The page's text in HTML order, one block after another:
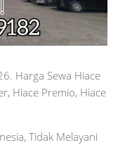
Harga Sewa Hiace
Hiace Premio, Hiace
Tidak Melayani